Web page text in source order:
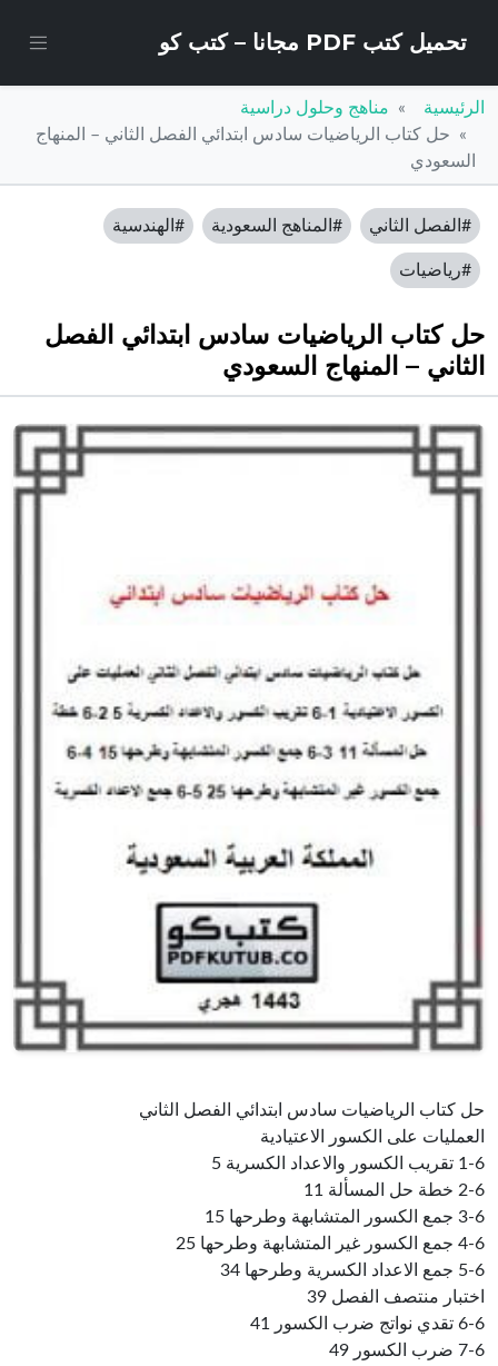
تحميل كتب PDF مجانا – كتب كو
الرئيسية
مناهج وحلول دراسية
حل كتاب الرياضيات سادس ابتدائي الفصل الثاني – المنهاج
السعودي
#الفصل الثاني #المناهج السعودية #الهندسية
#رياضيات
حل كتاب الرياضيات سادس ابتدائي الفصل
الثاني – المنهاج السعودي
حل كتاب الرياضيات سادس ابتدائي الفصل الثاني
العمليات على الكسور الاعتيادية
1-6 تقريب الكسور والاعداد الكسرية 5
2-6 خطة حل المسألة 11
3-6 جمع الكسور المتشابهة وطرحها 15
4-6 جمع الكسور غير المتشابهة وطرحها 25
5-6 جمع الاعداد الكسرية وطرحها 34
اختبار منتصف الفصل 39
6-6 تقدي نواتج ضرب الكسور 41
7-6 ضرب الكسور 49